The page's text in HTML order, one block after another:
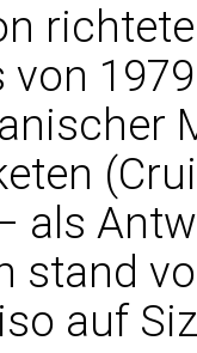
als
stand
auf